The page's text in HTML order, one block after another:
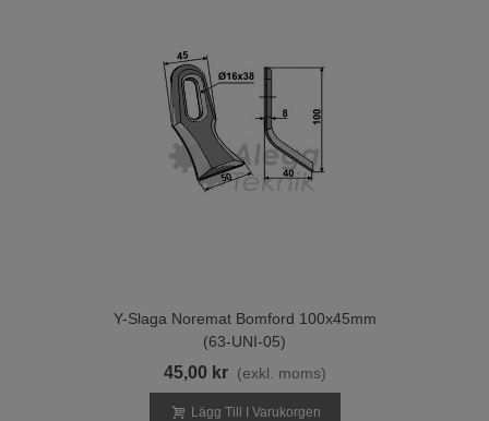
Y-Slaga Noremat Bomford 100x45mm
(63-UNI-05)
45,00 kr (exkl. moms)
Lägg Till I Varukorgen